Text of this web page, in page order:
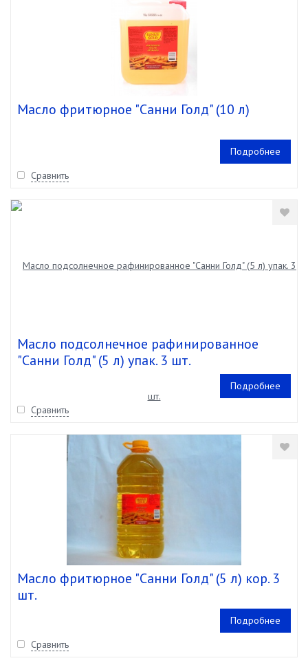
Масло фритюрное "Санни Голд" (10 л)
Подробнее
Сравнить
Масло подсолнечное рафинированное
"Санни Голд" (5 л) упак. 3 шт.
Подробнее
Сравнить
Масло фритюрное "Санни Голд" (5 л) кор. 3
шт.
Подробнее
Сравнить